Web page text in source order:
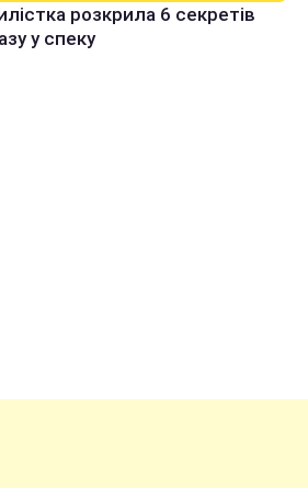
розкрила 6 секретів
у спеку